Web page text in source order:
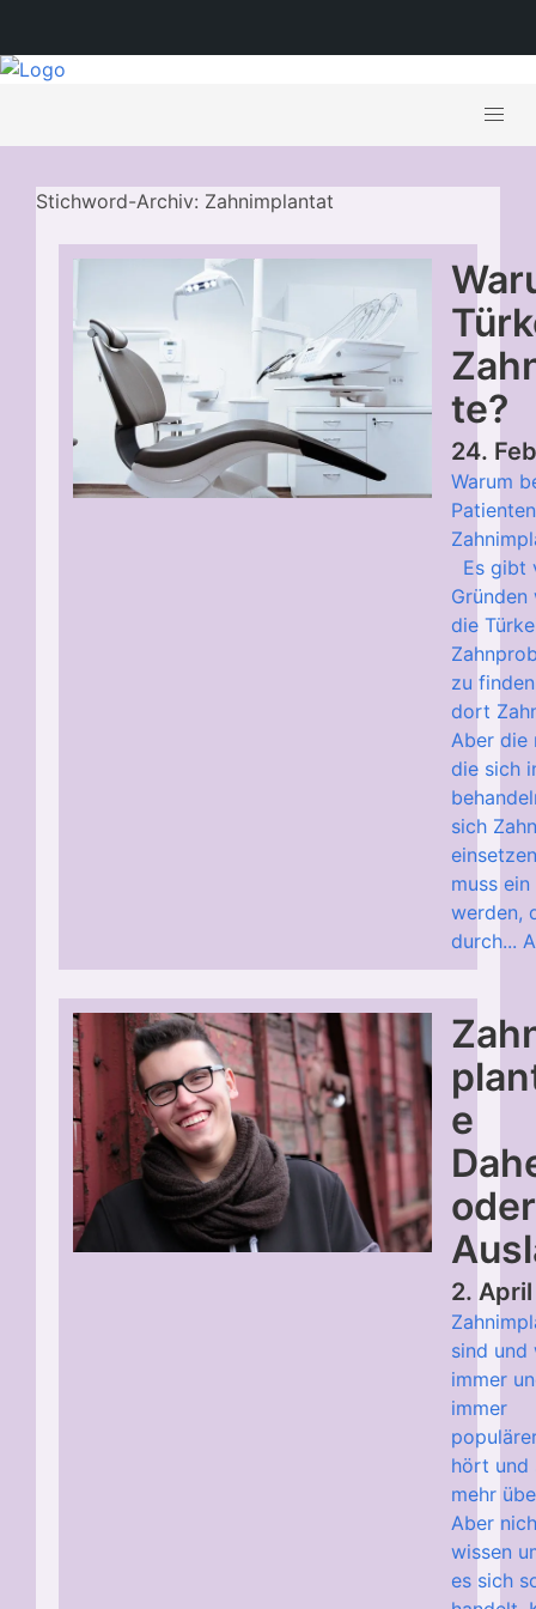
Stichword-Archiv: Zahnimplantat
te?
24.
Warum
Es gibt
Gründen
die
zu
dort
Aber die
die sich
sich
muss
werden,
durch...
e
2.
sind und
immer
immer
hört und
mehr
Aber
wissen
es sich